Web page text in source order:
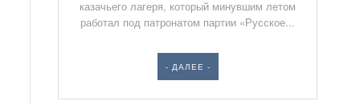
казачьего лагеря, который минувшим летом
работал под патронатом партии «Русское...
- ДАЛЕЕ -